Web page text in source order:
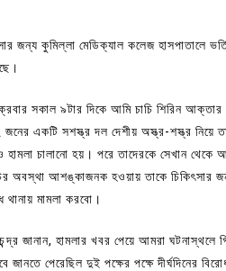
জন্য কুমিল্লা মেডিক্যাল কলেজ হাসপাতালে
সকাল ৯টার দিকে আমি চাচি শিরিন আক্তার
একটি সশস্ত্র দল দেশীয় অস্ত্র-শস্ত্র নিয়ে
হামলা চালানো হয়। পরে তাদেরকে সেখান
অবস্থা আশঙ্কাজনক হওয়ায় তাকে চিকিৎসার
থানায় মামলা করবো।
জানান, হামলার খবর পেয়ে আমরা ঘটনাস্থলে
পেরেছিল দুই পক্ষের পক্ষে দীর্ঘদিনের
১৭টি
আদর্শ সমাজ
ছাত্রসমাজ-
August 6, 2026